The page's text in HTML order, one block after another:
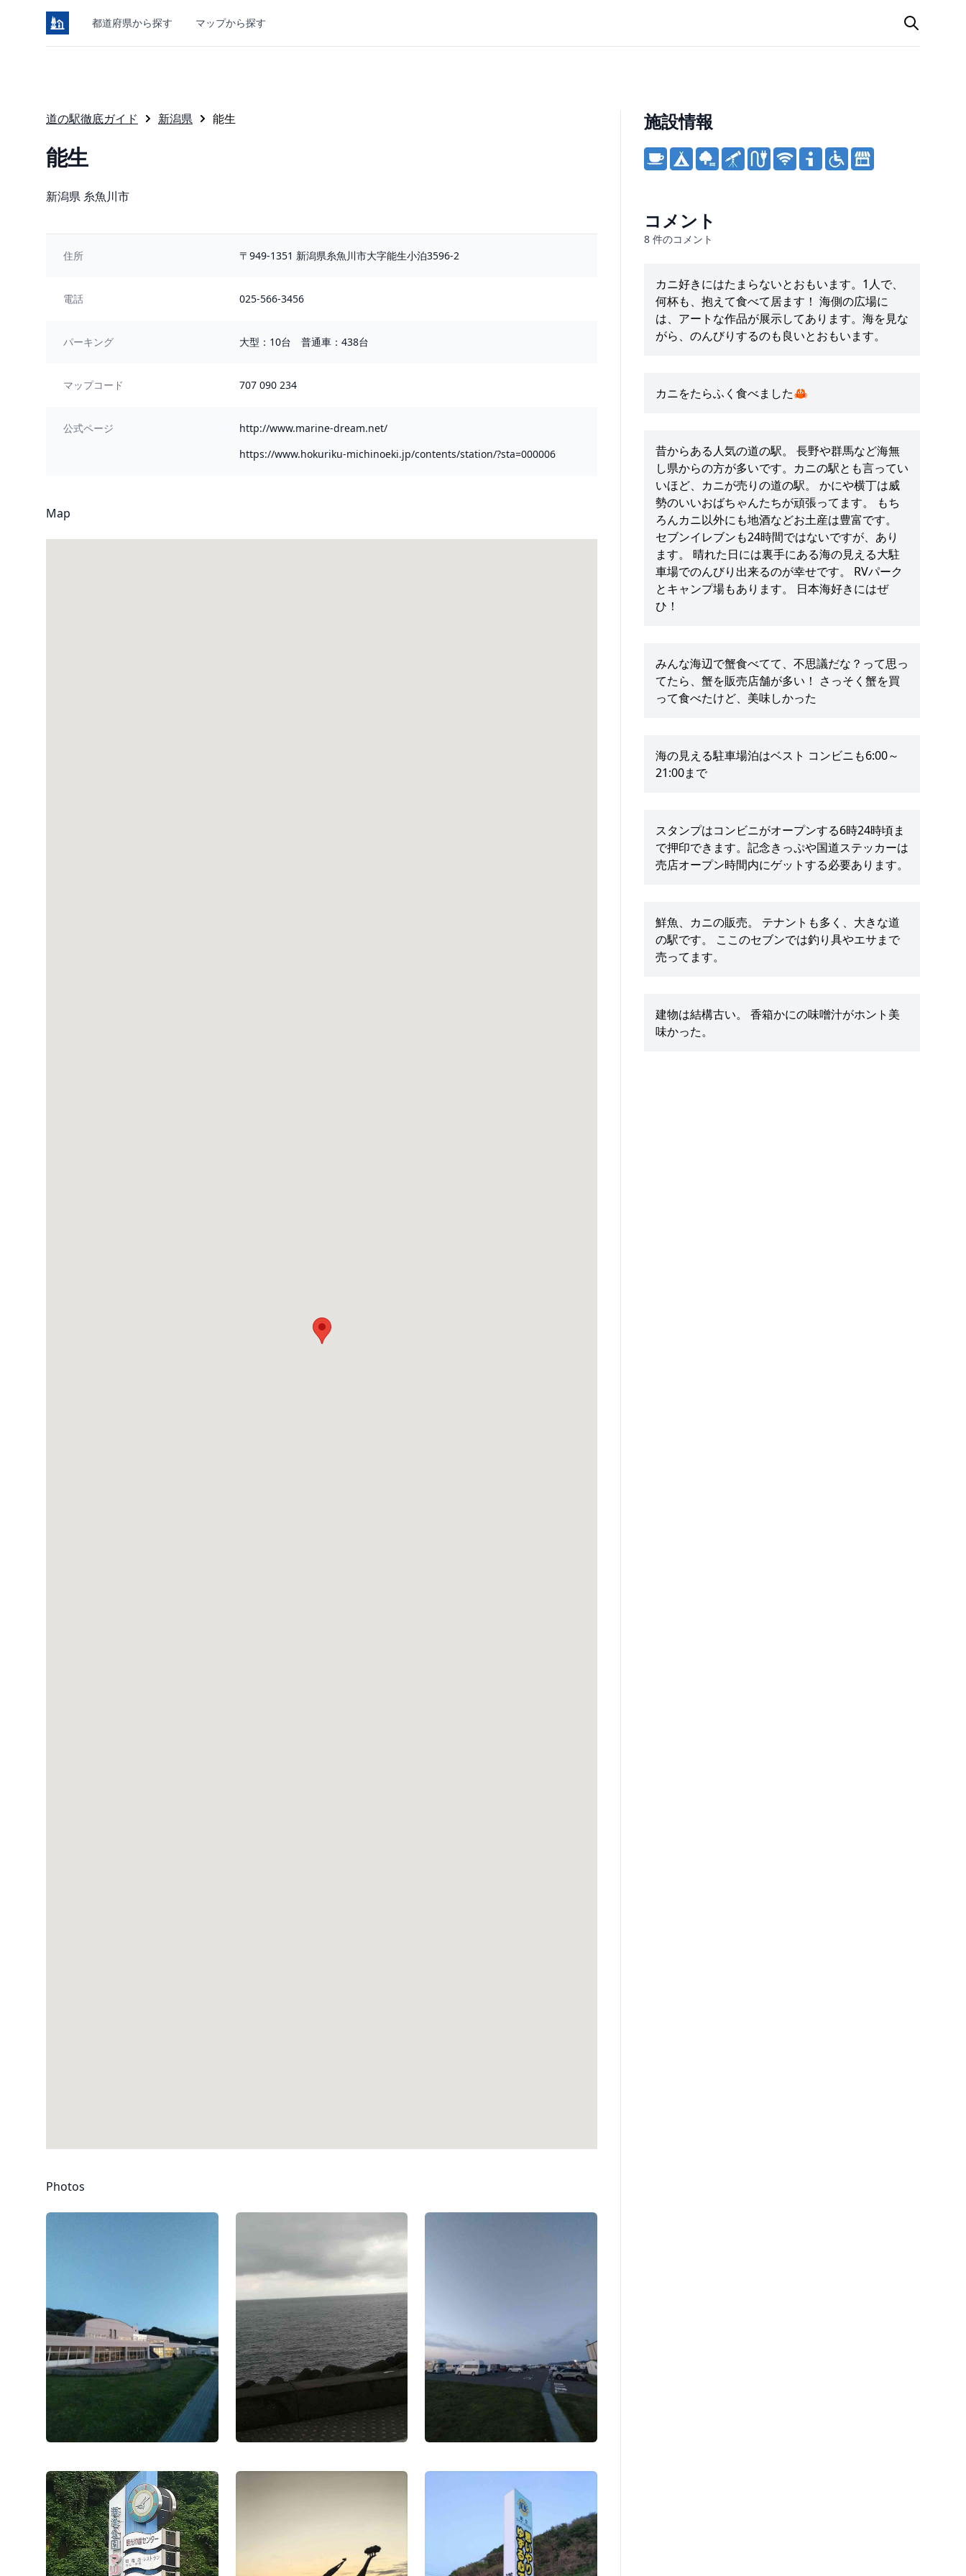
都道府県から探す マップから探す
道の駅徹底ガイド 新潟県 能生
能生
Product information
施設情報
コメント
8 件のコメント
カニ好きにはたまらないとおもいます。1人で、
何杯も、抱えて食べて居ます！ 海側の広場に
は、アートな作品が展示してあります。海を見な
がら、のんびりするのも良いとおもいます。
カニをたらふく食べました🦀
昔からある人気の道の駅。 長野や群馬など海無
し県からの方が多いです。カニの駅とも言ってい
いほど、カニが売りの道の駅。 かにや横丁は威
勢のいいおばちゃんたちが頑張ってます。 もち
ろんカニ以外にも地酒などお土産は豊富です。
セブンイレブンも24時間ではないですが、あり
ます。 晴れた日には裏手にある海の見える大駐
車場でのんびり出来るのが幸せです。 RVパーク
とキャンプ場もあります。 日本海好きにはぜ
ひ！
みんな海辺で蟹食べてて、不思議だな？って思っ
てたら、蟹を販売店舗が多い！ さっそく蟹を買
って食べたけど、美味しかった
海の見える駐車場泊はベスト コンビニも6:00～
21:00まで
スタンプはコンビニがオープンする6時24時頃ま
で押印できます。記念きっぷや国道ステッカーは
売店オープン時間内にゲットする必要あります。
鮮魚、カニの販売。 テナントも多く、大きな道
の駅です。 ここのセブンでは釣り具やエサまで
売ってます。
建物は結構古い。 香箱かにの味噌汁がホント美
味かった。
所在地
新潟県 糸魚川市
住所 〒949-1351 新潟県糸魚川市大字能生小泊3596-2
電話 025-566-3456
パーキング 大型：10台 普通車：438台
マップコード 707 090 234
公式ページ
http://www.marine-dream.net/
https://www.hokuriku-michinoeki.jp/contents/station/?sta=000006
Map
Photos